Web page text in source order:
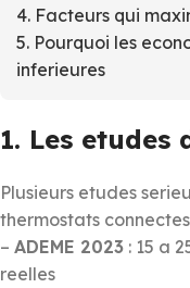
4. Facteurs qui
5. Pourquoi les
inferieures
1. Les etudes
Plusieurs etudes
thermostats
– ADEME 2023 : 15 a
reelles